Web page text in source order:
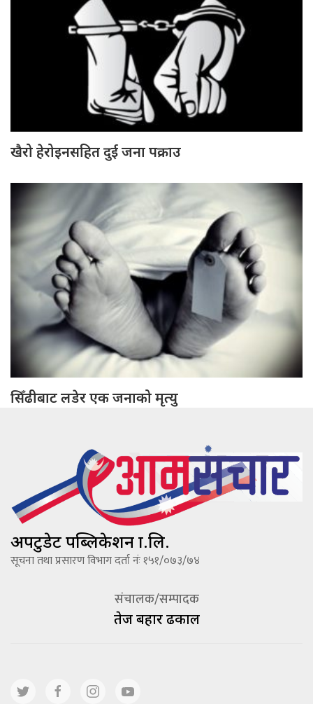
खैरो हेरोइनसहित दुई जना पक्राउ
सिँढीबाट लडेर एक जनाको मृत्यु
अपटुडेट पब्लिकेशन प्रा.लि.
सूचना तथा प्रसारण विभाग दर्ता नंः १५१/०७३/७४
संचालक/सम्पादक
तेज बहादूर ढकाल